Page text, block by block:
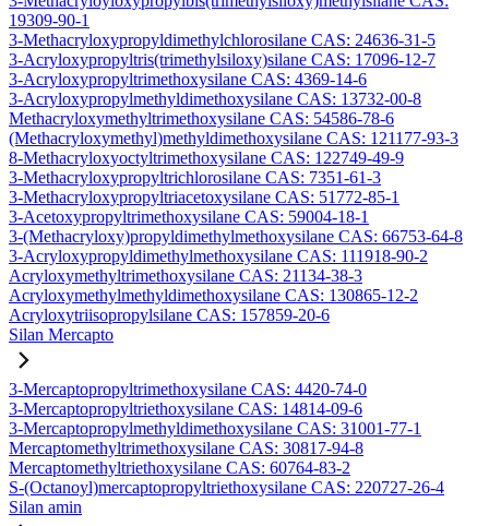
19309-90-1
3-Methacryloxypropyldimethylchlorosilane CAS: 24636-31-5
3-Acryloxypropyltris(trimethylsiloxy)silane CAS: 17096-12-7
3-Acryloxypropyltrimethoxysilane CAS: 4369-14-6
3-Acryloxypropylmethyldimethoxysilane CAS: 13732-00-8
Methacryloxymethyltrimethoxysilane CAS: 54586-78-6
(Methacryloxymethyl)methyldimethoxysilane CAS: 121177-93-3
8-Methacryloxyoctyltrimethoxysilane CAS: 122749-49-9
3-Methacryloxypropyltrichlorosilane CAS: 7351-61-3
3-Methacryloxypropyltriacetoxysilane CAS: 51772-85-1
3-Acetoxypropyltrimethoxysilane CAS: 59004-18-1
3-(Methacryloxy)propyldimethylmethoxysilane CAS: 66753-64-8
3-Acryloxypropyldimethylmethoxysilane CAS: 111918-90-2
Acryloxymethyltrimethoxysilane CAS: 21134-38-3
Acryloxymethylmethyldimethoxysilane CAS: 130865-12-2
Acryloxytriisopropylsilane CAS: 157859-20-6
Silan Mercapto
3-Mercaptopropyltrimethoxysilane CAS: 4420-74-0
3-Mercaptopropyltriethoxysilane CAS: 14814-09-6
3-Mercaptopropylmethyldimethoxysilane CAS: 31001-77-1
Mercaptomethyltrimethoxysilane CAS: 30817-94-8
Mercaptomethyltriethoxysilane CAS: 60764-83-2
S-(Octanoyl)mercaptopropyltriethoxysilane CAS: 220727-26-4
Silan amin